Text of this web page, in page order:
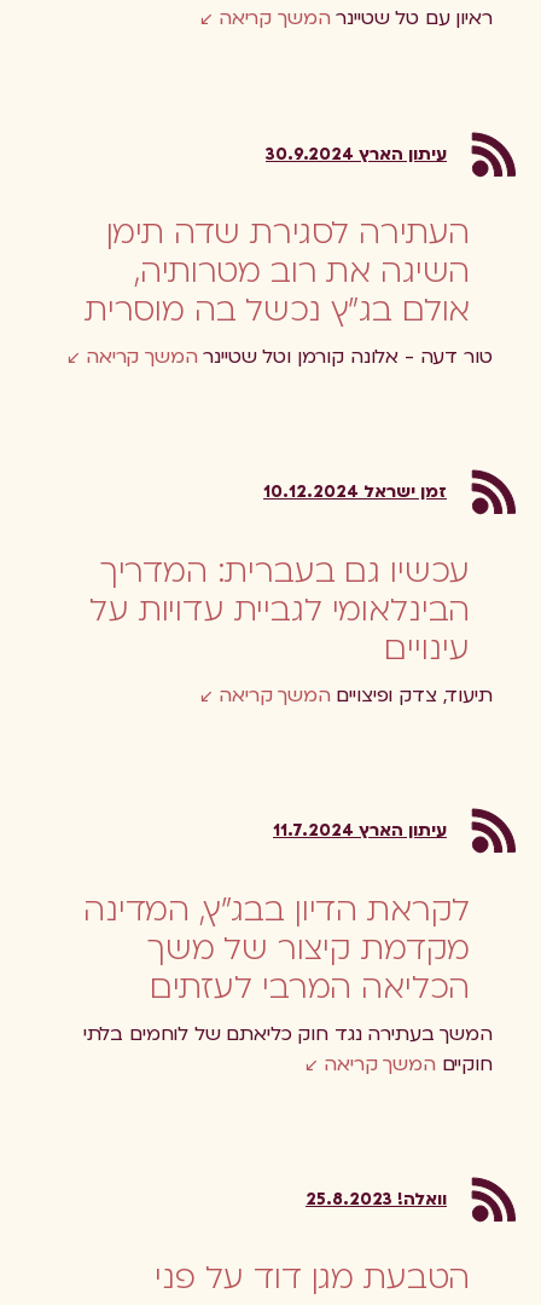
ראיון עם טל שטיינרהמשך קריאה
עיתון הארץ 30.9.2024
העתירה לסגירת שדה תימן
השיגה את רוב מטרותיה,
אולם בג"ץ נכשל בה מוסרית
טור דעה - אלונה קורמן וטל שטיינרהמשך קריאה
זמן ישראל 10.12.2024
עכשיו גם בעברית: המדריך
הבינלאומי לגביית עדויות על
עינויים
תיעוד, צדק ופיצוייםהמשך קריאה
עיתון הארץ 11.7.2024
לקראת הדיון בבג"ץ, המדינה
מקדמת קיצור של משך
הכליאה המרבי לעזתים
המשך בעתירה נגד חוק כליאתם של לוחמים בלתי
חוקייםהמשך קריאה
וואלה! 25.8.2023
הטבעת מגן דוד על פני